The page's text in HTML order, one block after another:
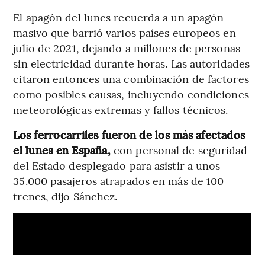
El apagón del lunes recuerda a un apagón
masivo que barrió varios países europeos en
julio de 2021, dejando a millones de personas
sin electricidad durante horas. Las autoridades
citaron entonces una combinación de factores
como posibles causas, incluyendo condiciones
meteorológicas extremas y fallos técnicos.
Los ferrocarriles fueron de los más afectados
el lunes en España,con personal de seguridad
del Estado desplegado para asistir a unos
35.000 pasajeros atrapados en más de 100
trenes, dijo Sánchez.